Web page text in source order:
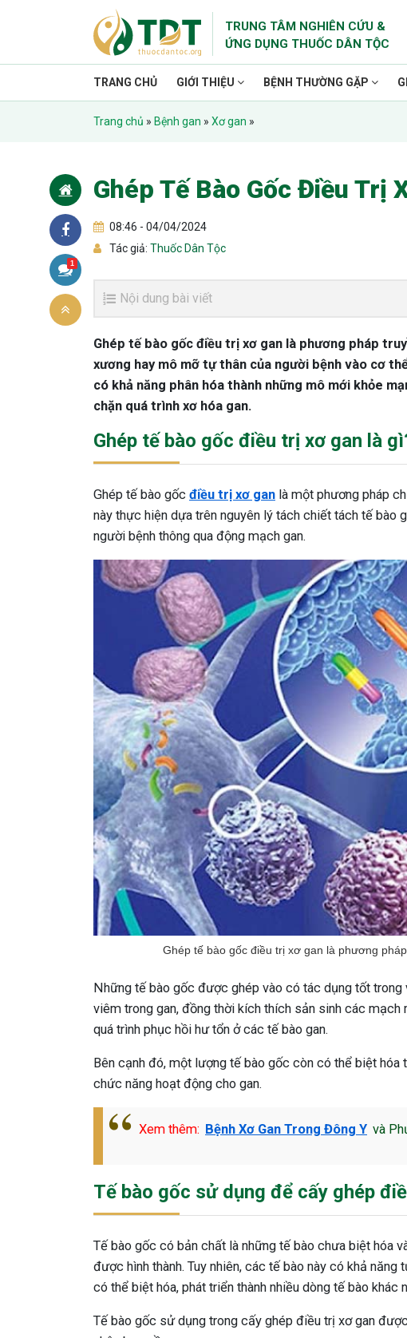
TRUNG TÂM NGHIÊN CỨU &
ỨNG DỤNG THUỐC DÂN TỘC
TRANG CHỦ GIỚI THIỆU BỆNH THƯỜNG GẶP
Trang chủ » Bệnh gan » Xơ gan »
Ghép Tế Bào Gốc Điều Trị
08:46 - 04/04/2024
Tác giả: Thuốc Dân Tộc
1
Nội dung bài viết
Ghép tế bào gốc điều trị xơ gan là phương pháp
xương hay mô mỡ tự thân của người bệnh vào cơ
có khả năng phân hóa thành những mô mới khỏe
chặn quá trình xơ hóa gan.
Ghép tế bào gốc điều trị xơ gan là
Ghép tế bào gốc điều trị xơ gan là một phương pháp
này thực hiện dựa trên nguyên lý tách chiết tách tế
người bệnh thông qua động mạch gan.
Ghép tế bào gốc điều trị xơ gan là phương
Những tế bào gốc được ghép vào có tác dụng tốt
viêm trong gan, đồng thời kích thích sản sinh các mạch
quá trình phục hồi hư tổn ở các tế bào gan.
Bên cạnh đó, một lượng tế bào gốc còn có thể biệt hóa
chức năng hoạt động cho gan.
Xem thêm: Bệnh Xơ Gan Trong Đông Y và
Tế bào gốc sử dụng để cấy ghép
Tế bào gốc có bản chất là những tế bào chưa biệt hóa
được hình thành. Tuy nhiên, các tế bào này có khả năng
có thể biệt hóa, phát triển thành nhiều dòng tế bào khác
Tế bào gốc sử dụng trong cấy ghép điều trị xơ gan